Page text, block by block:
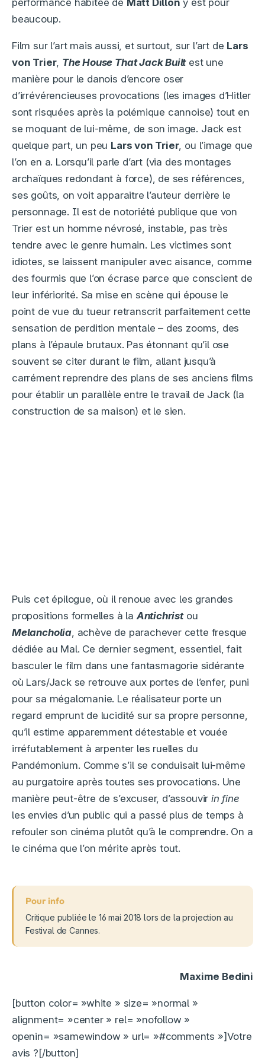
performance habitée de Matt Dillon y est pour
beaucoup.
Film sur l’art mais aussi, et surtout, sur l’art de Lars
von Trier, The House That Jack Builtest une
manière pour le danois d’encore oser
d’irrévérencieuses provocations (les images d’Hitler
sont risquées après la polémique cannoise) tout en
se moquant de lui-même, de son image. Jack est
quelque part, un peu Lars von Trier, ou l’image que
l’on en a. Lorsqu’il parle d’art (via des montages
archaïques redondant à force), de ses références,
ses goûts, on voit apparaitre l’auteur derrière le
personnage. Il est de notoriété publique que von
Trier est un homme névrosé, instable, pas très
tendre avec le genre humain. Les victimes sont
idiotes, se laissent manipuler avec aisance, comme
des fourmis que l’on écrase parce que conscient de
leur infériorité. Sa mise en scène qui épouse le
point de vue du tueur retranscrit parfaitement cette
sensation de perdition mentale – des zooms, des
plans à l’épaule brutaux. Pas étonnant qu’il ose
souvent se citer durant le film, allant jusqu’à
carrément reprendre des plans de ses anciens films
pour établir un parallèle entre le travail de Jack (la
construction de sa maison) et le sien.
Puis cet épilogue, où il renoue avec les grandes
propositions formelles à laAntichristou
Melancholia, achève de parachever cette fresque
dédiée au Mal. Ce dernier segment, essentiel, fait
basculer le film dans une fantasmagorie sidérante
où Lars/Jack se retrouve aux portes de l’enfer, puni
pour sa mégalomanie. Le réalisateur porte un
regard emprunt de lucidité sur sa propre personne,
qu’il estime apparemment détestable et vouée
irréfutablement à arpenter les ruelles du
Pandémonium. Comme s’il se conduisait lui-même
au purgatoire après toutes ses provocations. Une
manière peut-être de s’excuser, d’assouvir in fine
les envies d’un public qui a passé plus de temps à
refouler son cinéma plutôt qu’à le comprendre. On a
le cinéma que l’on mérite après tout.
Critique publiée le 16 mai 2018 lors de la projection au
Festival de Cannes.
Maxime Bedini
[button color= »white » size= »normal »
alignment= »center » rel= »nofollow »
openin= »samewindow » url= »#comments »]Votre
avis ?[/button]